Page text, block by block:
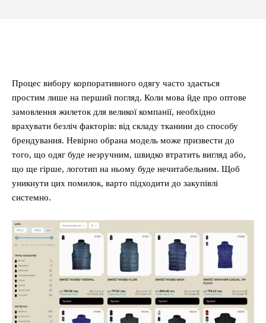
Процес вибору корпоративного одягу часто здається
простим лише на перший погляд. Коли мова йде про оптове
замовлення жилеток для великої компанії, необхідно
врахувати безліч факторів: від складу тканини до способу
брендування. Невірно обрана модель може призвести до
того, що одяг буде незручним, швидко втратить вигляд або,
що ще гірше, логотип на ньому буде нечитабельним. Щоб
уникнути цих помилок, варто підходити до закупівлі
системно.